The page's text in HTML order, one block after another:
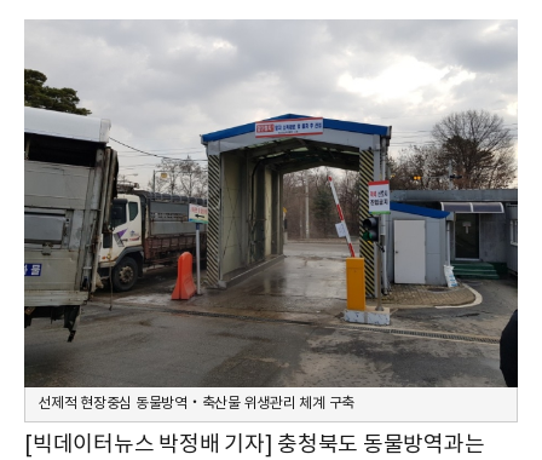
선제적 현장중심 동물방역‧축산물 위생관리 체계 구축
[빅데이터뉴스 박정배 기자] 충청북도 동물방역과는